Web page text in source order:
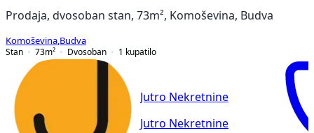
Prodaja, dvosoban stan, 73m², Komoševina, Budva
Komoševina Budva
Stan
73m² Dvosoban 1 kupatilo
Jutro Nekretnine
Jutro Nekretnine